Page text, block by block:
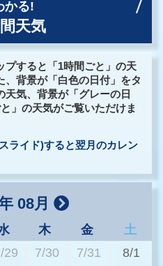
かる!
天気
プすると「1時間ごと」の天
背景が「白色の日付」をタ
天気、背景が「グレーの日
」の天気がご覧いただけま
ライド)すると翌月のカレン
08月
木 金
土
29 7/30 7/31 8/1